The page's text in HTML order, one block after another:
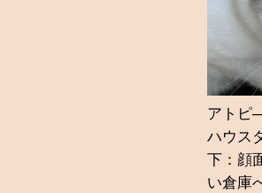
アトピ
ハウス
下：顔
い倉庫